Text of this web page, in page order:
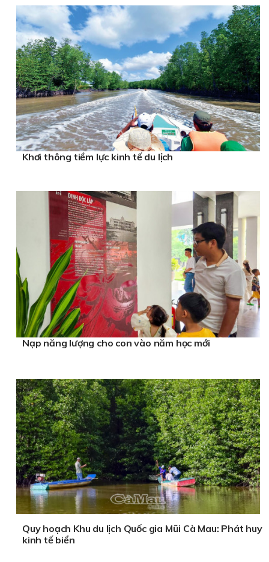
Khơi thông tiềm lực kinh tế du lịch
Nạp năng lượng cho con vào năm học mới
Quy hoạch Khu du lịch Quốc gia Mũi Cà Mau: Phát huy
kinh tế biển